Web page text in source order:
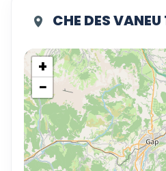
CHE DES
+
−